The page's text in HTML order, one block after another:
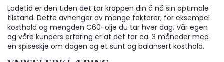
Ladetid er den tiden det tar kroppen din å nå sin optimale
tilstand. Dette avhenger av mange faktorer, for eksempel
kosthold og mengden C60-olje du tar hver dag. Vår egen
og våre kunders erfaring er at det tar ca. 3 måneder med
en spiseskje om dagen og et sunt og balansert kosthold.